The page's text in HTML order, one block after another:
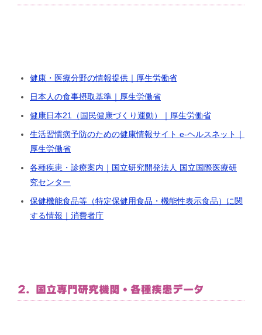
健康・医療分野の情報提供｜厚生労働省
日本人の食事摂取基準｜厚生労働省
健康日本21（国民健康づくり運動）｜厚生労働省
生活習慣病予防のための健康情報サイト e-ヘルスネット｜
厚生労働省
各種疾患・診療案内｜国立研究開発法人 国立国際医療研
究センター
保健機能食品等（特定保健用食品・機能性表示食品）に関
する情報｜消費者庁
2. 国立専門研究機関・各種疾患データ